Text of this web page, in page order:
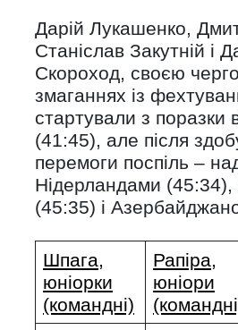
Дарій Лукашенко,
Станіслав Закутній і
Скороход, своєю
змаганнях із
стартували з поразки
(41:45), але після
перемоги поспіль –
Нідерландами
(45:35) і
Шпага,
юніорки
(командні)
Рапіра,
юніори